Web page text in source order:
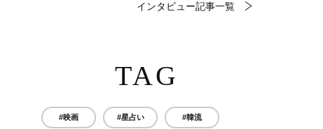
インタビュー記事一覧
TAG
#映画 #星占い #韓流